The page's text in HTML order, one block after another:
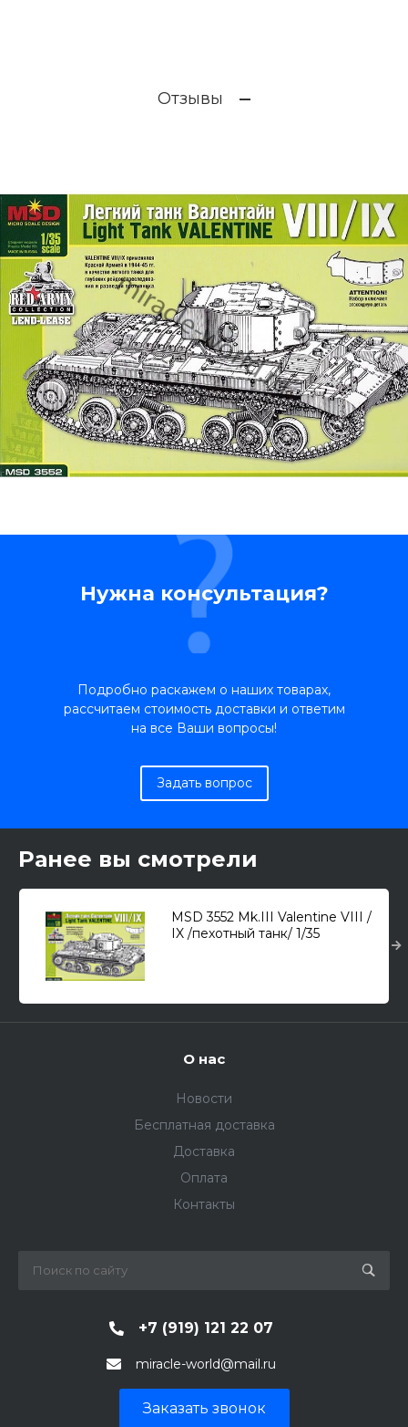
Отзывы
Нужна консультация?
Подробно раскажем о наших товарах,
рассчитаем стоимость доставки и ответим
на все Ваши вопросы!
Задать вопрос
Ранее вы смотрели
MSD 3552 Mk.III Valentine VIII /
IX /пехотный танк/ 1/35
О нас
Новости
Бесплатная доставка
Доставка
Оплата
Контакты
+7 (919) 121 22 07
miracle-world@mail.ru
Заказать звонок